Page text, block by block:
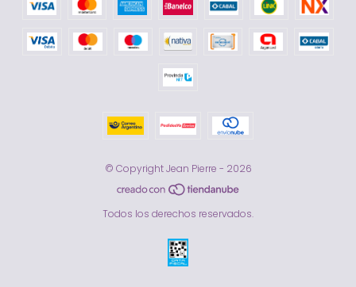
© Copyright Jean Pierre - 2026
Todos los derechos reservados.